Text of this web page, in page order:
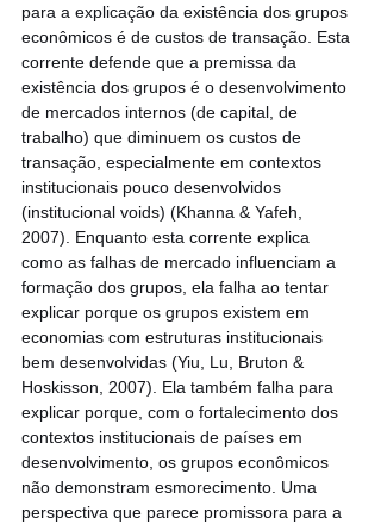
para a explicação da existência dos grupos
econômicos é de custos de transação. Esta
corrente defende que a premissa da
existência dos grupos é o desenvolvimento
de mercados internos (de capital, de
trabalho) que diminuem os custos de
transação, especialmente em contextos
institucionais pouco desenvolvidos
(institucional voids) (Khanna & Yafeh,
2007). Enquanto esta corrente explica
como as falhas de mercado influenciam a
formação dos grupos, ela falha ao tentar
explicar porque os grupos existem em
economias com estruturas institucionais
bem desenvolvidas (Yiu, Lu, Bruton &
Hoskisson, 2007). Ela também falha para
explicar porque, com o fortalecimento dos
contextos institucionais de países em
desenvolvimento, os grupos econômicos
não demonstram esmorecimento. Uma
perspectiva que parece promissora para a